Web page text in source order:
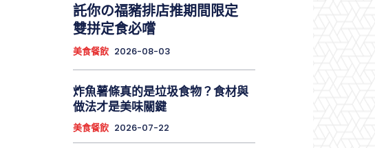
託你の福豬排店推期間限定
雙拼定食必嚐
美食餐飲 2026-08-03
炸魚薯條真的是垃圾食物？食材與
做法才是美味關鍵
美食餐飲 2026-07-22